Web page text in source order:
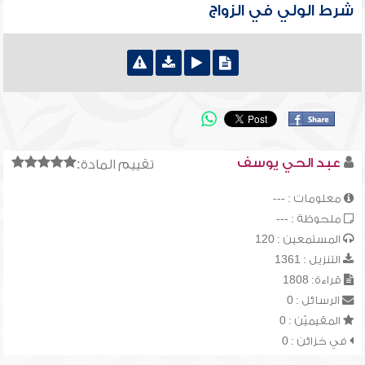
شرط الولي في الزواج
تقييم المادة: عبد الحي يوسف
معلومات : ---
ملحوظة : ---
المستمعين : 120
التنزيل : 1361
قراءة: 1808
الرسائل : 0
المقيميّن : 0
في خزائن : 0